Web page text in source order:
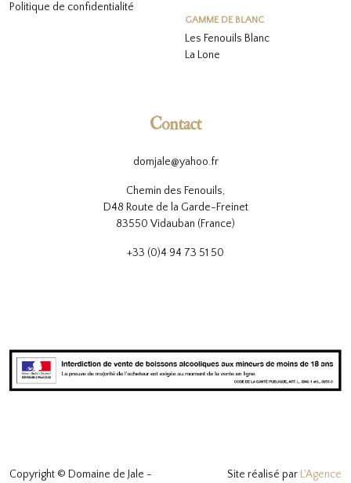
Politique de confidentialité
GAMME DE BLANC
Les Fenouils Blanc
La Lone
Contact
domjale@yahoo.fr
Chemin des Fenouils,
D48 Route de la Garde-Freinet
83550 Vidauban (France)
+33 (0)4 94 73 51 50
Copyright © Domaine de Jale - Site réalisé par L'Agence